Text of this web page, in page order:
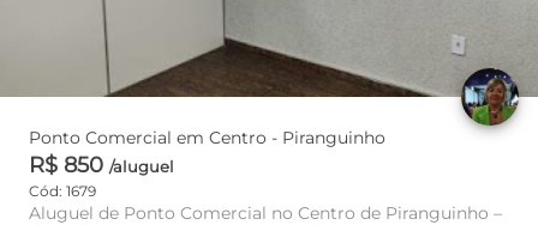
Ponto Comercial em Centro - Piranguinho
R$ 850 /aluguel
Cód: 1679
Aluguel de Ponto Comercial no Centro de Piranguinho –